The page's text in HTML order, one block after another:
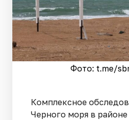
Фото: t.me/
Комплексное
Черного моря в